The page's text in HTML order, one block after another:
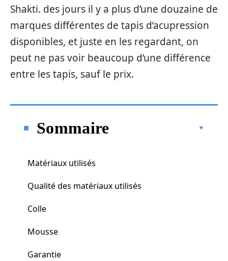
Shakti. des jours il y a plus d’une douzaine de
marques différentes de tapis d’acupression
disponibles, et juste en les regardant, on
peut ne pas voir beaucoup d’une différence
entre les tapis, sauf le prix.
Sommaire
Matériaux utilisés
Qualité des matériaux utilisés
Colle
Mousse
Garantie